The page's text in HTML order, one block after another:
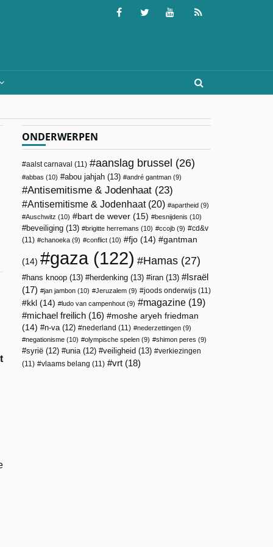
ONDERWERPEN
aalst carnaval (11) aanslag brussel (26)
abbas (10) abou jahjah (13) andré gantman (9)
Antisemitisme & Jodenhaat (23)
Antisemitisme & Jodenhaat(20) apartheid (9)
Auschwitz (10) bart de wever (15) besnijdenis (10)
beveiliging (13) brigitte herremans (10) ccojb (9)
cd&v
(11)
chanoeka (9) conflict (10) fjo (14) gantman
(14) gaza(122) Hamas (27)
hans knoop (13) herdenking (13) iran (13)
Israël
(17)
jan jambon (10) Jeruzalem (9) joods onderwijs (11)
kkl (14) ludo van campenhout (9) magazine (19)
michael freilich (16)
moshe aryeh friedman
(14)
n-va(12) nederland (11) nederzettingen (9)
negationisme (10) olympische spelen (9) shimon peres (9)
syrië (12) unia(12) veiligheid (13)
verkiezingen
(11)
vlaams belang (11) vrt (18)